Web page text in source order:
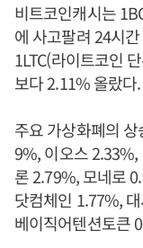
비트코인캐시는
에 사고팔려 24시
1LTC(라이트코인
보다 2.11% 올랐다.
주요 가상화폐의
9%, 이오스
론 2.79%, 모네로
닷컴체인 1.77%,
베이직어텐션토큰